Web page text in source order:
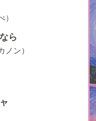
ら
ノン）